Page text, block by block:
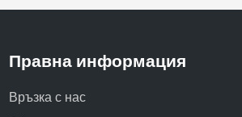
Правна информация
Връзка с нас